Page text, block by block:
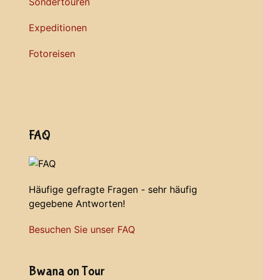
Expeditionen
Fotoreisen
FAQ
Häufige gefragte Fragen - sehr häufig
gegebene Antworten!
Besuchen Sie unser FAQ
Bwana on Tour